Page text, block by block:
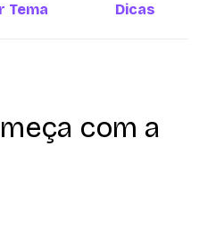
Tema Dicas
com a